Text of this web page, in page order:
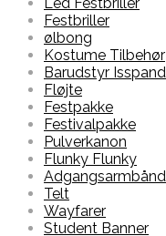
Festbriller
ølbong
Kostume Tilbehør
Barudstyr Isspand
Fløjte
Festpakke
Festivalpakke
Pulverkanon
Flunky Flunky
Adgangsarmbånd
Telt
Wayfarer
Student Banner